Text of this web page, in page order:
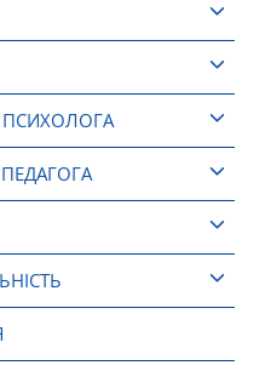
ПСИХОЛОГА